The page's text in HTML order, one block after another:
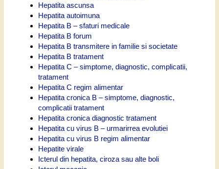
Hepatita ascunsa
Hepatita autoimuna
Hepatita B – sfaturi medicale
Hepatita B forum
Hepatita B transmitere in familie si societate
Hepatita B tratament
Hepatita C – simptome, diagnostic, complicatii,
tratament
Hepatita C regim alimentar
Hepatita cronica B – simptome, diagnostic,
complicatii tratament
Hepatita cronica diagnostic tratament
Hepatita cu virus B – urmarirrea evolutiei
Hepatita cu virus B regim alimentar
Hepatite virale
Icterul din hepatita, ciroza sau alte boli